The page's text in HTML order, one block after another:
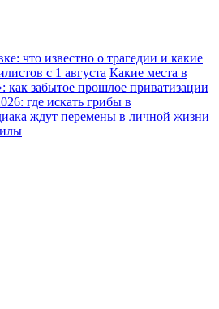
что известно о трагедии и какие
с 1 августа Какие места в
забытое прошлое приватизации
где искать грибы в
ждут перемены в личной жизни